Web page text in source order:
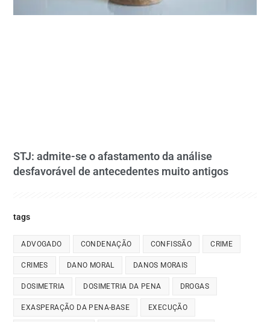
STJ: admite-se o afastamento da análise
desfavorável de antecedentes muito antigos
tags
ADVOGADO CONDENAÇÃO CONFISSÃO CRIME
CRIMES DANO MORAL DANOS MORAIS
DOSIMETRIA DOSIMETRIA DA PENA DROGAS
EXASPERAÇÃO DA PENA-BASE EXECUÇÃO